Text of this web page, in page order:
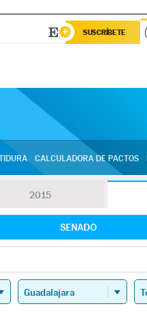
SUSCRÍBETE
CALCULADORA DE PACTOS
2015
SENADO